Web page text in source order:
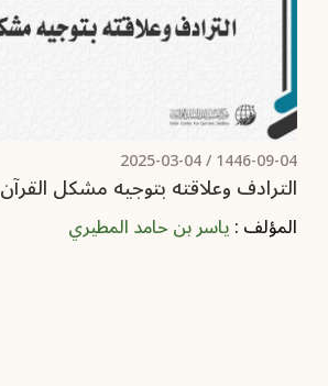
1446-09-04 /
2025-03-04
الترادف وعلاقته بتوجيه مشكل القرآن
المؤلف :ياسر بن حامد المطيري